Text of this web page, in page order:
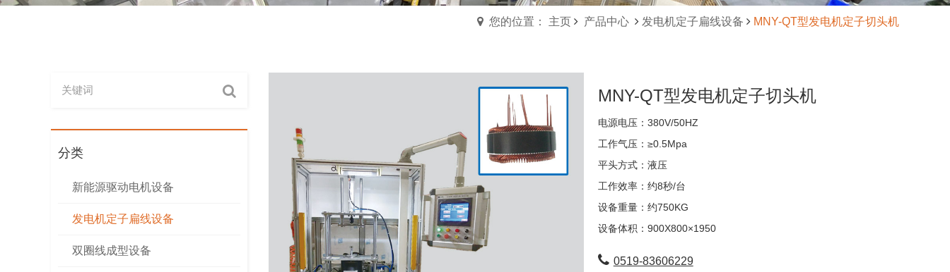
您的位置： 主页 产品中心 发电机定子扁线设备 MNY-QT型发电机定子切头机
分类
新能源驱动电机设备
发电机定子扁线设备
双圈线成型设备
MNY-QT型发电机定子切头机
电源电压：380V/50HZ
工作气压：≥0.5Mpa
平头方式：液压
工作效率：约8秒/台
设备重量：约750KG
设备体积：900X800×1950
0519-83606229